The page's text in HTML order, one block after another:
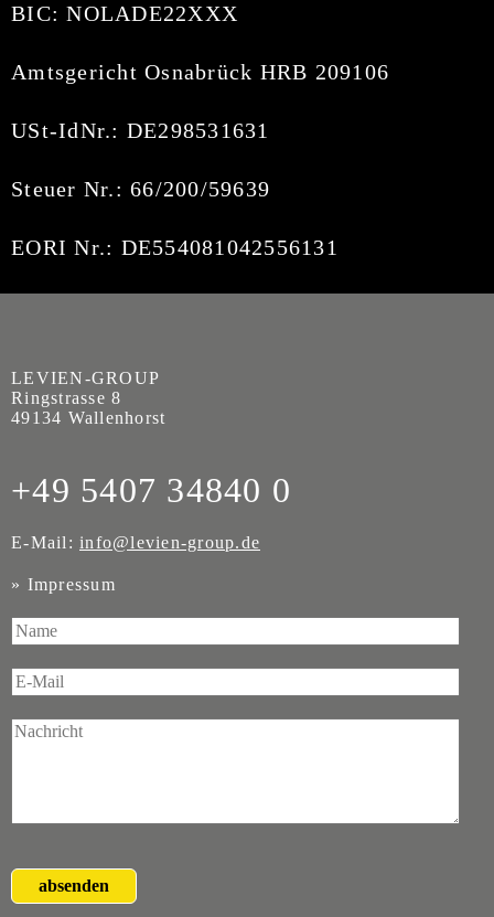
BIC: NOLADE22XXX
Amtsgericht Osnabrück HRB 209106
USt-IdNr.: DE298531631
Steuer Nr.: 66/200/59639
EORI Nr.: DE554081042556131
LEVIEN-GROUP
Ringstrasse 8
49134 Wallenhorst
+49 5407 34840 0
E-Mail: info@levien-group.de
» Impressum